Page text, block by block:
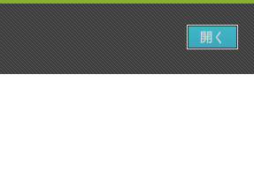
開く